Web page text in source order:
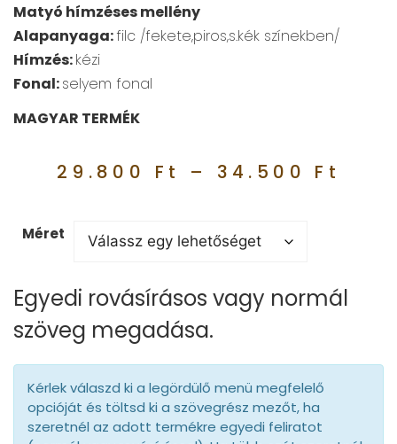
Matyó hímzéses mellény
Alapanyaga:filc /fekete,piros,s.kék színekben/
Hímzés:kézi
Fonal:selyem fonal
MAGYAR TERMÉK
29.800 Ft – 34.500 Ft
Méret
Egyedi rovásírásos vagy normál
szöveg megadása.
Kérlek válaszd ki a legördülő menü megfelelő
opcióját és töltsd ki a szövegrész mezőt, ha
szeretnél az adott termékre egyedi feliratot